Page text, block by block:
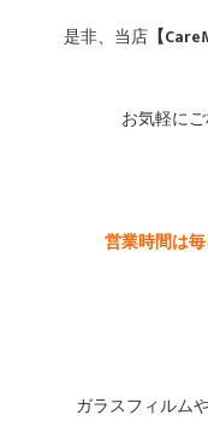
是非、当店【
お気軽に
営業時間は
ガラスフィルム